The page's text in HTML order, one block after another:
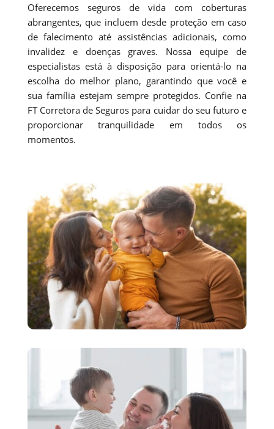
Oferecemos seguros de vida com coberturas
abrangentes, que incluem desde proteção em caso
de falecimento até assistências adicionais, como
invalidez e doenças graves. Nossa equipe de
especialistas está à disposição para orientá-lo na
escolha do melhor plano, garantindo que você e
sua família estejam sempre protegidos. Confie na
FT Corretora de Seguros para cuidar do seu futuro e
proporcionar tranquilidade em todos os
momentos.